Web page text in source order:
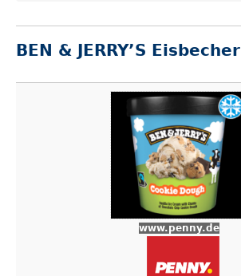
BEN & JERRY’S Eisbecher
www.penny.de